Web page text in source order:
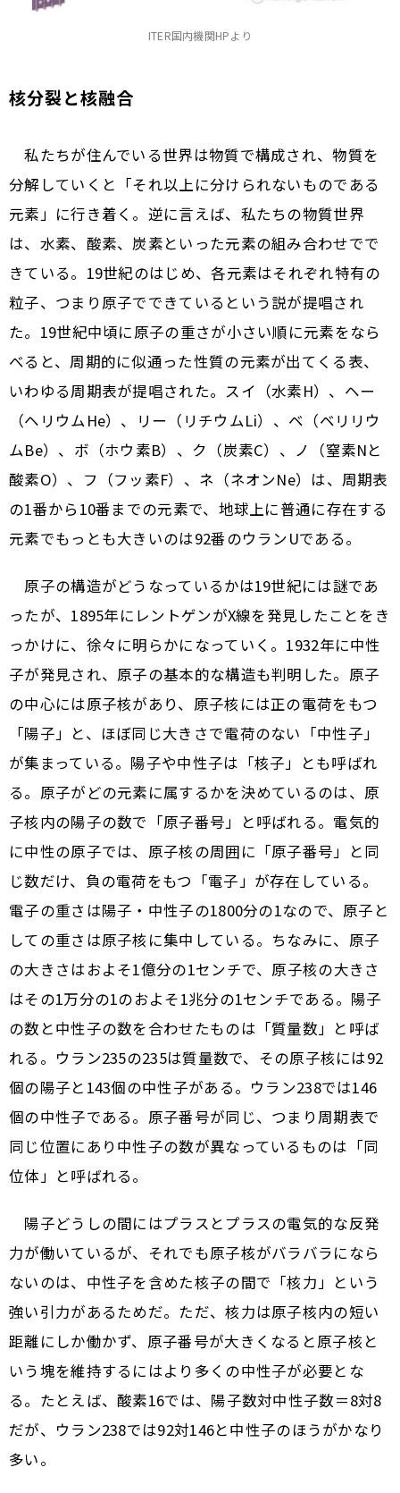
ITER国内機関HPより
核分裂と核融合
私たちが住んでいる世界は物質で構成され、物質を
分解していくと「それ以上に分けられないものである
元素」に行き着く。逆に言えば、私たちの物質世界
は、水素、酸素、炭素といった元素の組み合わせでで
きている。19世紀のはじめ、各元素はそれぞれ特有の
粒子、つまり原子でできているという説が提唱され
た。19世紀中頃に原子の重さが小さい順に元素をなら
べると、周期的に似通った性質の元素が出てくる表、
いわゆる周期表が提唱された。スイ（水素H）、ヘー
（ヘリウムHe）、リー（リチウムLi）、ベ（ベリリウ
ムBe）、ボ（ホウ素B）、ク（炭素C）、ノ（窒素Nと
酸素O）、フ（フッ素F）、ネ（ネオンNe）は、周期表
の1番から10番までの元素で、地球上に普通に存在する
元素でもっとも大きいのは92番のウランUである。
原子の構造がどうなっているかは19世紀には謎であ
ったが、1895年にレントゲンがX線を発見したことをき
っかけに、徐々に明らかになっていく。1932年に中性
子が発見され、原子の基本的な構造も判明した。原子
の中心には原子核があり、原子核には正の電荷をもつ
「陽子」と、ほぼ同じ大きさで電荷のない「中性子」
が集まっている。陽子や中性子は「核子」とも呼ばれ
る。原子がどの元素に属するかを決めているのは、原
子核内の陽子の数で「原子番号」と呼ばれる。電気的
に中性の原子では、原子核の周囲に「原子番号」と同
じ数だけ、負の電荷をもつ「電子」が存在している。
電子の重さは陽子・中性子の1800分の1なので、原子と
しての重さは原子核に集中している。ちなみに、原子
の大きさはおよそ1億分の1センチで、原子核の大きさ
はその1万分の1のおよそ1兆分の1センチである。陽子
の数と中性子の数を合わせたものは「質量数」と呼ば
れる。ウラン235の235は質量数で、その原子核には92
個の陽子と143個の中性子がある。ウラン238では146
個の中性子である。原子番号が同じ、つまり周期表で
同じ位置にあり中性子の数が異なっているものは「同
位体」と呼ばれる。
陽子どうしの間にはプラスとプラスの電気的な反発
力が働いているが、それでも原子核がバラバラになら
ないのは、中性子を含めた核子の間で「核力」という
強い引力があるためだ。ただ、核力は原子核内の短い
距離にしか働かず、原子番号が大きくなると原子核と
いう塊を維持するにはより多くの中性子が必要とな
る。たとえば、酸素16では、陽子数対中性子数＝8対8
だが、ウラン238では92対146と中性子のほうがかなり
多い。